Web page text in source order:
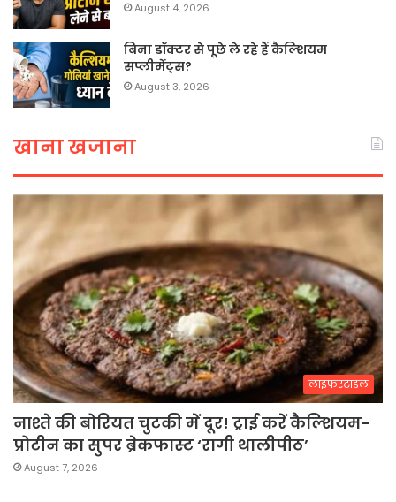
August 4, 2026
बिना डॉक्टर से पूछे ले रहे हैं कैल्शियम
सप्लीमेंट्स?
August 3, 2026
खाना खजाना
लाइफस्टाइल
नाश्ते की बोरियत चुटकी में दूर! ट्राई करें कैल्शियम-
प्रोटीन का सुपर ब्रेकफास्ट ‘रागी थालीपीठ’
August 7, 2026